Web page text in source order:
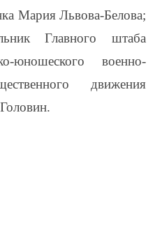
Мария Львова-Белова;
Главного штаба
юношеского военно-
движения